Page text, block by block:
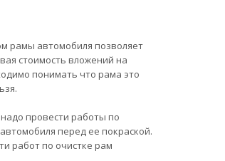
рамы автомобиля позволяет
стоимость вложений на
понимать что рама это
провести работы по
перед ее покраской.
работ по очистке рам